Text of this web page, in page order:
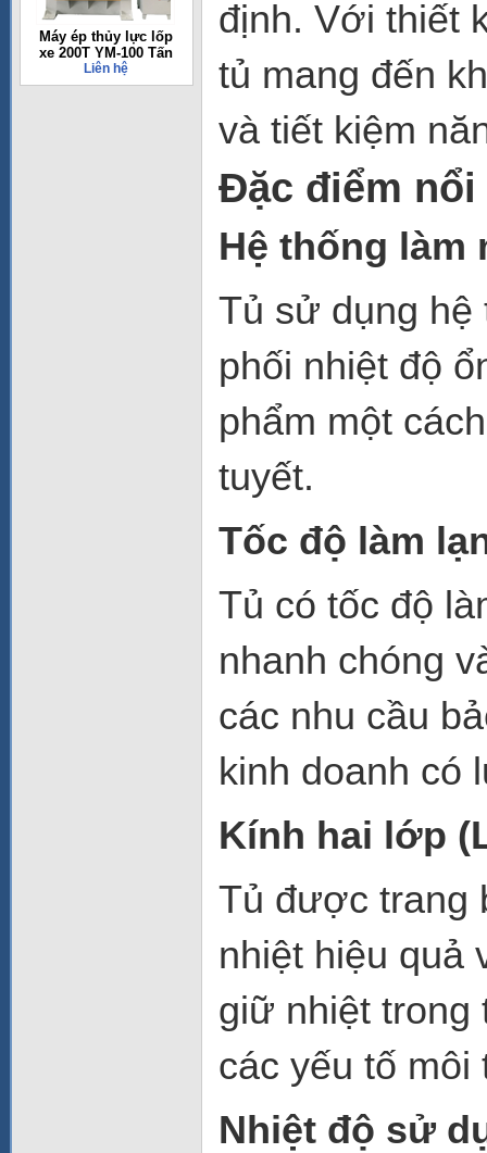
Máy ép thủy lực lốp
xe 200T YM-100 Tấn
Liên hệ
định. Với thiết
tủ mang đến
và tiết kiệm
Đặc điểm nổi
Hệ thống làm
Tủ sử dụng hệ
phối nhiệt độ
phẩm một
tuyết.
Tốc độ làm
Tủ có tốc độ
nhanh chóng
các nhu cầu
kinh doanh có
Kính hai lớp
Tủ được trang
nhiệt hiệu quả
giữ nhiệt trong
các yếu tố
Nhiệt độ sử